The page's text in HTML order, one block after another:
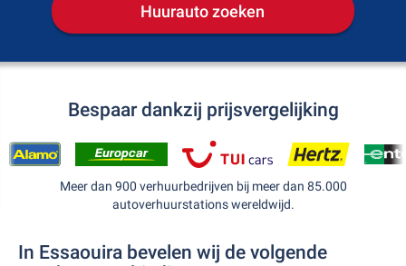
Huurauto zoeken
Bespaar dankzij prijsvergelijking
Meer dan 900 verhuurbedrijven bij meer dan 85.000
autoverhuurstations wereldwijd.
In Essaouira bevelen wij de volgende